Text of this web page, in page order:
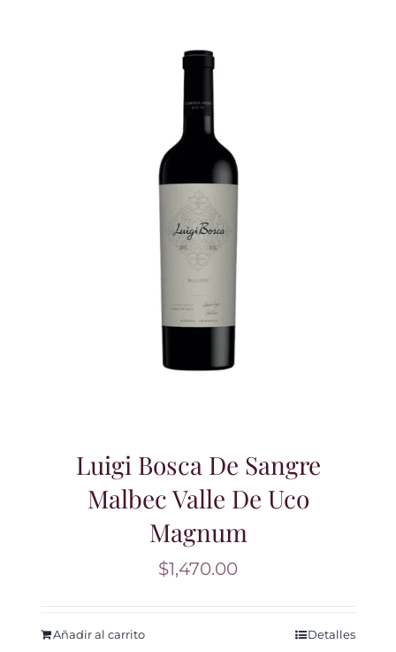
Luigi Bosca De Sangre
Malbec Valle De Uco
Magnum
$1,470.00
Añadir al carrito Detalles